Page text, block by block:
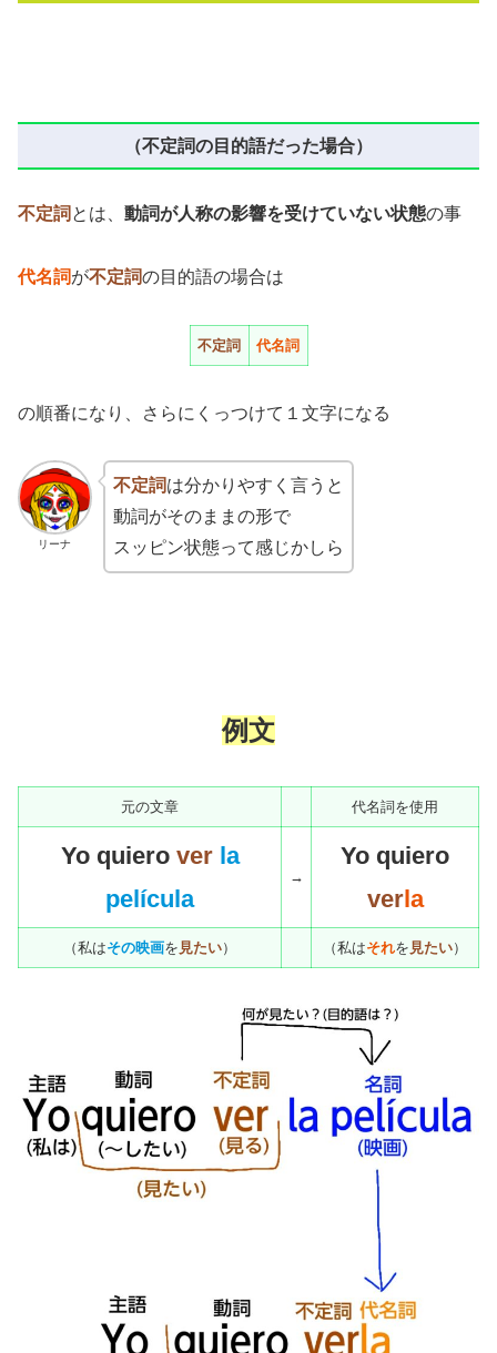
（不定詞の目的語だった場合）
不定詞 とは、 動詞が人称の影響を受けていない状態の事
代名詞が不定詞の目的語の場合は
不定詞 代名詞
の順番になり、さらにくっつけて１文字になる
リーナ
不定詞は分かりやすく言うと
動詞がそのままの形で
スッピン状態って感じかしら
例文
元の文章 代名詞を使用
Yo quiero ver la
película
→
Yo quiero
verla
（私はその映画を 見たい） （私はそれを 見たい）